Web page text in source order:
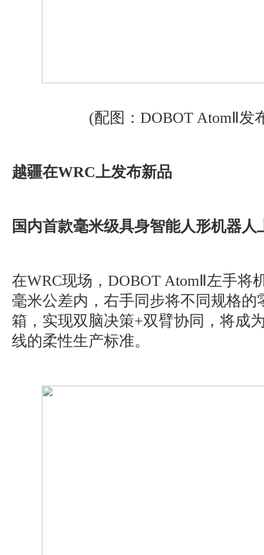
(配图：DOBOT AtomⅡ发
越疆在WRC上发布新品
国内首款毫米级具身智能人形机器人
在WRC现场，DOBOT AtomⅡ左手将
毫米公差内，右手同步将不同规格的
箱，实现双脑决策+双臂协同，将成
线的柔性生产标准。